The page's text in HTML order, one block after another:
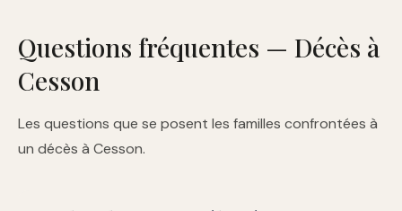
Questions fréquentes — Décès à
Cesson
Les questions que se posent les familles confrontées à
un décès à Cesson.